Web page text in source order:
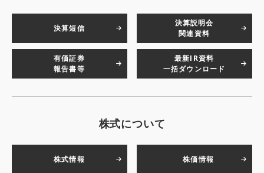
決算短信
決算説明会
関連資料
有価証券
報告書等
最新IR資料
一括ダウンロード
株式について
株式情報 株価情報